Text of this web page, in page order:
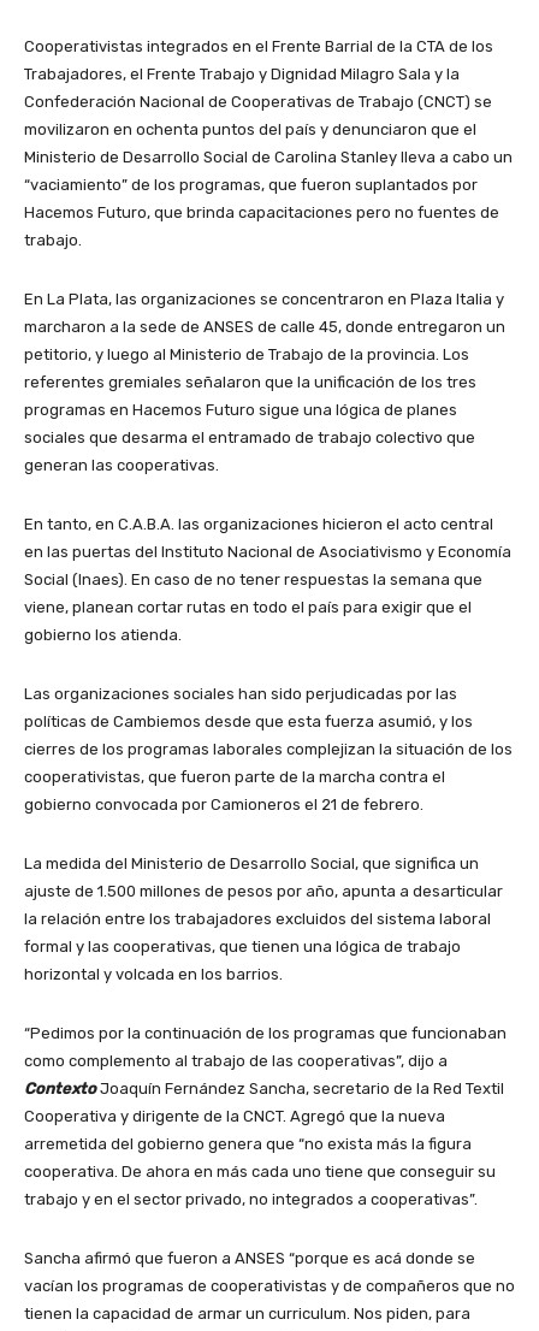
Cooperativistas integrados en el Frente Barrial de la CTA de los
Trabajadores, el Frente Trabajo y Dignidad Milagro Sala y la
Confederación Nacional de Cooperativas de Trabajo (CNCT) se
movilizaron en ochenta puntos del país y denunciaron que el
Ministerio de Desarrollo Social de Carolina Stanley lleva a cabo un
“vaciamiento” de los programas, que fueron suplantados por
Hacemos Futuro, que brinda capacitaciones pero no fuentes de
trabajo.
En La Plata, las organizaciones se concentraron en Plaza Italia y
marcharon a la sede de ANSES de calle 45, donde entregaron un
petitorio, y luego al Ministerio de Trabajo de la provincia. Los
referentes gremiales señalaron que la unificación de los tres
programas en Hacemos Futuro sigue una lógica de planes
sociales que desarma el entramado de trabajo colectivo que
generan las cooperativas.
En tanto, en C.A.B.A. las organizaciones hicieron el acto central
en las puertas del Instituto Nacional de Asociativismo y Economía
Social (Inaes). En caso de no tener respuestas la semana que
viene, planean cortar rutas en todo el país para exigir que el
gobierno los atienda.
Las organizaciones sociales han sido perjudicadas por las
políticas de Cambiemos desde que esta fuerza asumió, y los
cierres de los programas laborales complejizan la situación de los
cooperativistas, que fueron parte de la marcha contra el
gobierno convocada por Camioneros el 21 de febrero.
La medida del Ministerio de Desarrollo Social, que significa un
ajuste de 1.500 millones de pesos por año, apunta a desarticular
la relación entre los trabajadores excluidos del sistema laboral
formal y las cooperativas, que tienen una lógica de trabajo
horizontal y volcada en los barrios.
“Pedimos por la continuación de los programas que funcionaban
como complemento al trabajo de las cooperativas”, dijo a
ContextoJoaquín Fernández Sancha, secretario de la Red Textil
Cooperativa y dirigente de la CNCT. Agregó que la nueva
arremetida del gobierno genera que “no exista más la figura
cooperativa. De ahora en más cada uno tiene que conseguir su
trabajo y en el sector privado, no integrados a cooperativas”.
Sancha afirmó que fueron a ANSES “porque es acá donde se
vacían los programas de cooperativistas y de compañeros que no
tienen la capacidad de armar un curriculum. Nos piden, para